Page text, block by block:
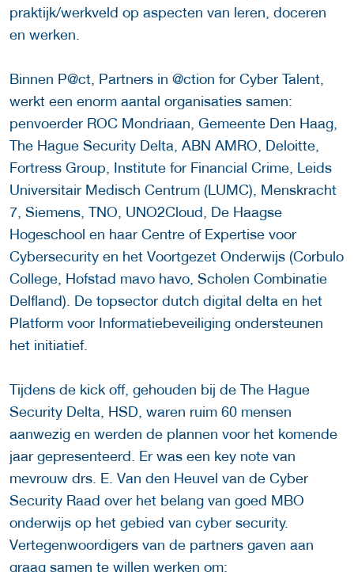
praktijk/werkveld op aspecten van leren, doceren
en werken.
Binnen P@ct, Partners in @ction for Cyber Talent,
werkt een enorm aantal organisaties samen:
penvoerder ROC Mondriaan, Gemeente Den Haag,
The Hague Security Delta, ABN AMRO, Deloitte,
Fortress Group, Institute for Financial Crime, Leids
Universitair Medisch Centrum (LUMC), Menskracht
7, Siemens, TNO, UNO2Cloud, De Haagse
Hogeschool en haar Centre of Expertise voor
Cybersecurity en het Voortgezet Onderwijs (Corbulo
College, Hofstad mavo havo, Scholen Combinatie
Delfland). De topsector dutch digital delta en het
Platform voor Informatiebeveiliging ondersteunen
het initiatief.
Tijdens de kick off, gehouden bij de The Hague
Security Delta, HSD, waren ruim 60 mensen
aanwezig en werden de plannen voor het komende
jaar gepresenteerd. Er was een key note van
mevrouw drs. E. Van den Heuvel van de Cyber
Security Raad over het belang van goed MBO
onderwijs op het gebied van cyber security.
Vertegenwoordigers van de partners gaven aan
graag samen te willen werken om: